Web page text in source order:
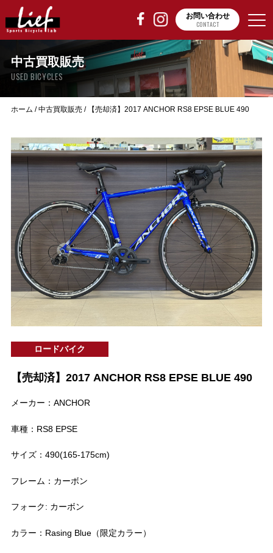
お問い合わせ
CONTACT
中古買取販売
USED BICYCLES
ホーム /中古買取販売/ 【売却済】2017 ANCHOR RS8 EPSE BLUE 490
ロードバイク
【売却済】2017 ANCHOR RS8 EPSE BLUE 490
メーカー：ANCHOR
車種：RS8 EPSE
サイズ：490(165-175cm)
フレーム：カーボン
フォーク: カーボン
カラー：Rasing Blue（限定カラー）